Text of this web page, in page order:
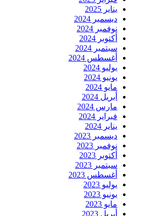
يناير 2025
ديسمبر 2024
نوفمبر 2024
أكتوبر 2024
سبتمبر 2024
أغسطس 2024
يوليو 2024
يونيو 2024
مايو 2024
أبريل 2024
مارس 2024
فبراير 2024
يناير 2024
ديسمبر 2023
نوفمبر 2023
أكتوبر 2023
سبتمبر 2023
أغسطس 2023
يوليو 2023
يونيو 2023
مايو 2023
أبريل 2023